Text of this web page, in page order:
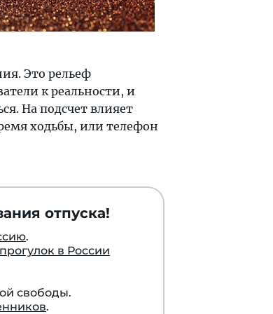
Это рельеф
к реальности, и
На подсчет влияет
ходьбы, или телефон
отпуска!
.
в России
свободы.
.